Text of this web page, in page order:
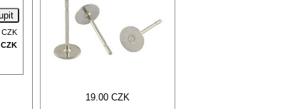
CZK
CZK
19.00 CZK